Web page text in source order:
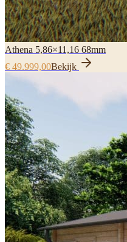
Athena 5,86×11,16 68mm
€ 49.999,00Bekijk